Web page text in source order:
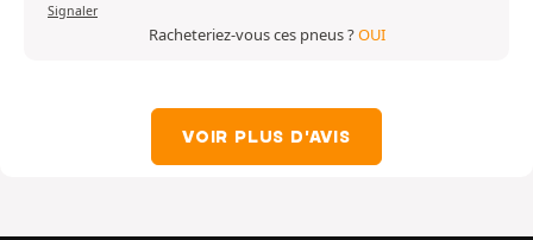
Signaler
Racheteriez-vous ces pneus ?OUI
VOIR PLUS D'AVIS